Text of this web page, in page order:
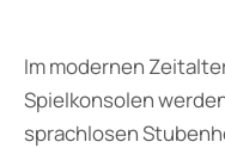
Im modernen
Spielkonsolen
sprachlosen